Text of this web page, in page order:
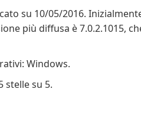
su 10/05/2016.
più diffusa è 7.0.2.1015,
Windows.
stelle su 5.